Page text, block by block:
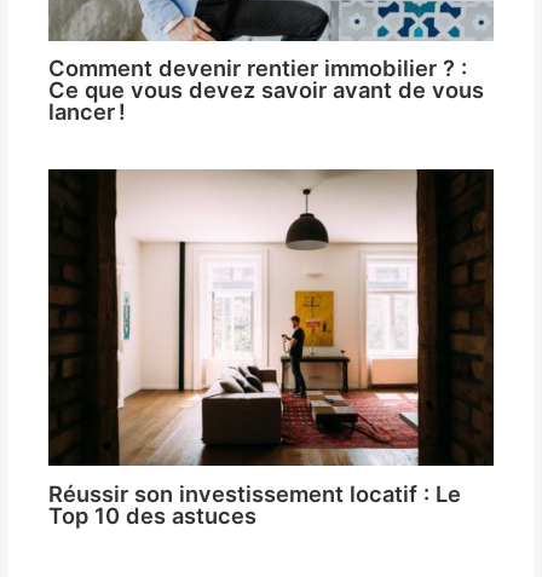
Comment devenir rentier immobilier ? :
Ce que vous devez savoir avant de vous
lancer !
Réussir son investissement locatif : Le
Top 10 des astuces